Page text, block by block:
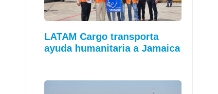
LATAM Cargo transporta
ayuda humanitaria a Jamaica